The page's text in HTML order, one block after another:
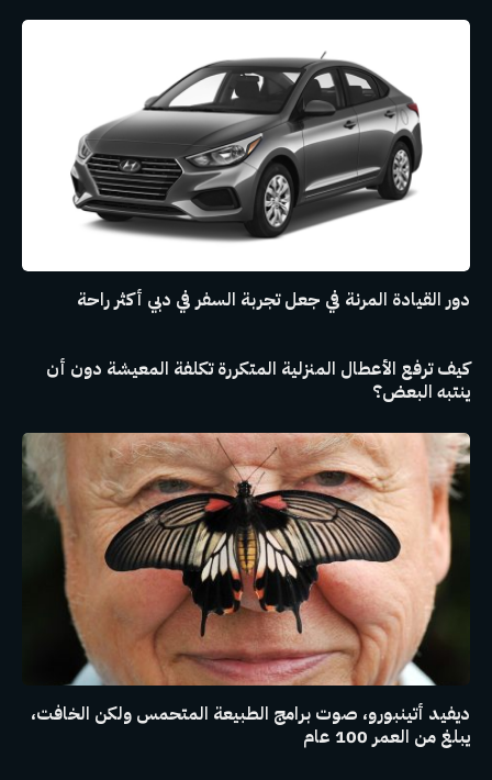
دور القيادة المرنة في جعل تجربة السفر في دبي أكثر راحة
كيف ترفع الأعطال المنزلية المتكررة تكلفة المعيشة دون أن
ينتبه البعض؟
ديفيد أتينبورو، صوت برامج الطبيعة المتحمس ولكن الخافت،
يبلغ من العمر 100 عام